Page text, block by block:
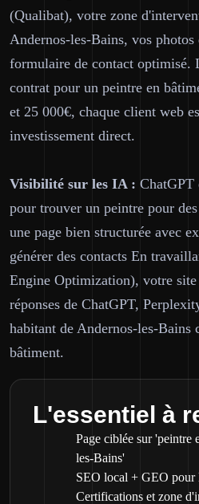
(Qualibat), votre zone
Andernos-les-Bains, vos
formulaire de contact optimisé.
contrat pour un peintre en
et 25 000€, chaque client web
investissement direct.
Visibilité sur les IA : ChatGPT
pour trouver un peintre pour
une page bien structurée avec
générer des contacts En
Engine Optimization), votre site
réponses de ChatGPT,
habitant de Andernos-les-Bains
bâtiment.
L'essentiel à
Page ciblée sur 'peintre
les-Bains'
SEO local + GEO pour
Certifications et zone